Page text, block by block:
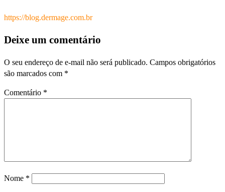
https://blog.dermage.com.br
Deixe um comentário
O seu endereço de e-mail não será publicado. Campos obrigatórios
são marcados com *
Comentário *
Nome *